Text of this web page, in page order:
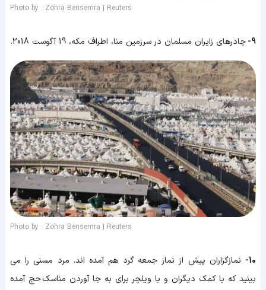
Photo by : Zohra Bensemra | Reuters
9- چادرهای زایران مسلمان در سرزمین منا، اطراف مکه، 19 آگوست 2018.
Photo by : Zohra Bensemra | Reuters
10-
نمازگزاران پیش از نماز جمعه گرد هم آمده اند. مرد مسنی را می
بینید که با کمک دیگران و با ویلچر برای به جا آوردن مناسک حج آمده